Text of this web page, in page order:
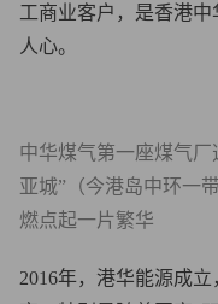
工商业客户，是香港
人心。
中华煤气第一座煤气厂
亚城”（今港岛中环一
燃点起一片繁华
2016年，港华能源成